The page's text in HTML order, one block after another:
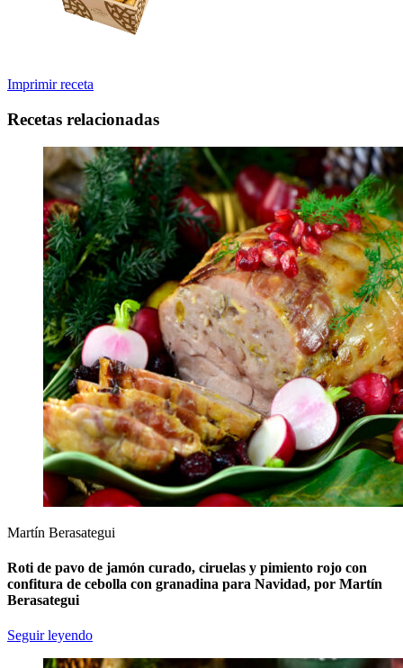
Imprimir receta
Recetas relacionadas
Martín Berasategui
Roti de pavo de jamón curado, ciruelas y pimiento rojo con
confitura de cebolla con granadina para Navidad, por Martín
Berasategui
Seguir leyendo